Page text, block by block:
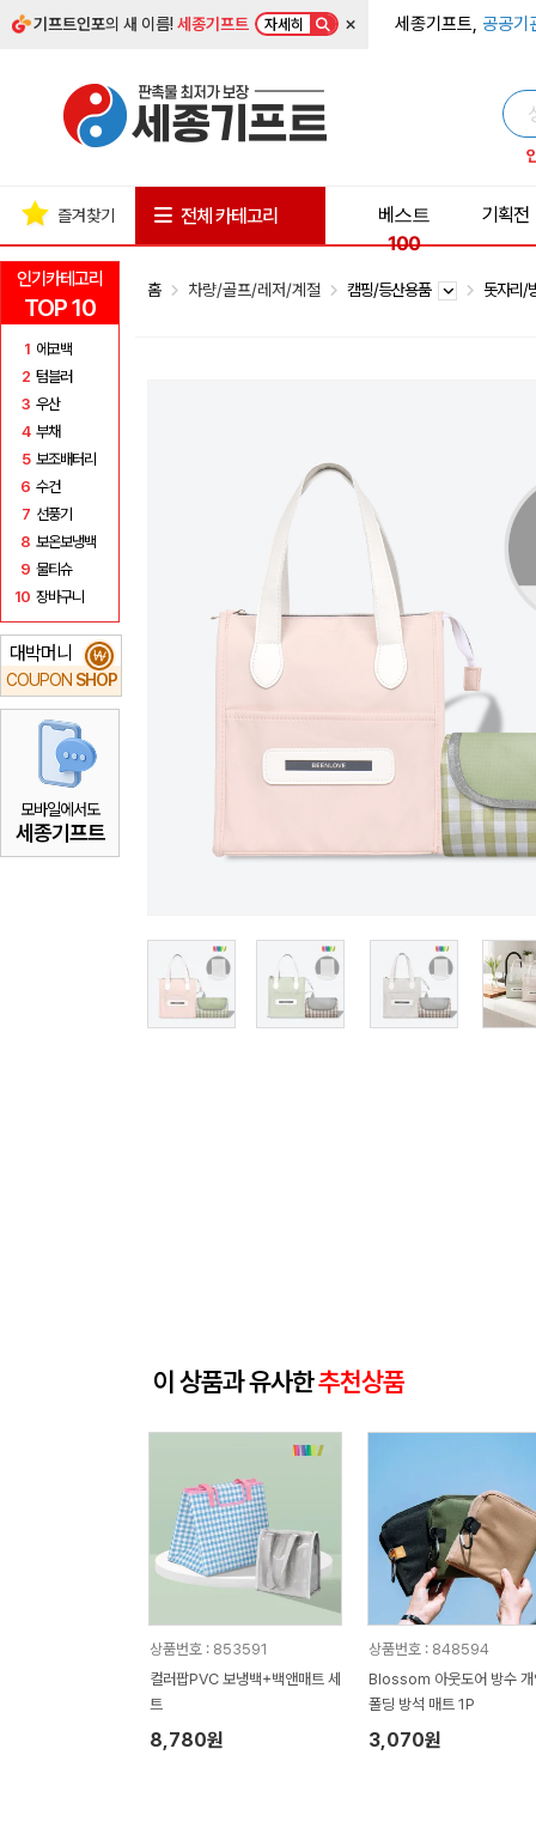
기프트인포의 새 이름!세종기프트 자세히 × 세종기프트, 공공기
인기카테고리
TOP 10
1 에코백
2 텀블러
3 우산
4 부채
5 보조배터리
6 수건
7 선풍기
8 보온보냉백
9 물티슈
10 장바구니
대박머니
COUPON SHOP
₩
모바일에서도
세종기프트
즐겨찾기 전체 카테고리
베스트
100
기획전
홈 차량/골프/레저/계절 캠핑/등산용품 돗자리/
이 상품과 유사한추천상품
상품번호 : 853591
컬러팝PVC 보냉백+백앤매트 세
트
8,780원
상품번호 : 848594
Blossom 아웃도어 방수 개
폴딩 방석 매트 1P
3,070원